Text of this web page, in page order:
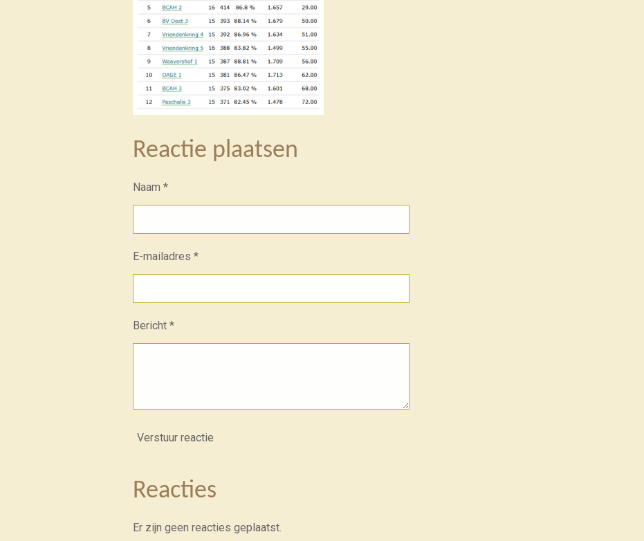
Reactie plaatsen
Naam *
E-mailadres *
Bericht *
Verstuur reactie
Reacties
Er zijn geen reacties geplaatst.